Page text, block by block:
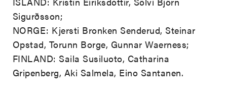
Sigurðsson;
NORGE: Kjersti Bronken Senderud, Steinar
Opstad, Torunn Borge, Gunnar Waerness;
FINLAND: Saila Susiluoto, Catharina
Gripenberg, Aki Salmela, Eino Santanen.